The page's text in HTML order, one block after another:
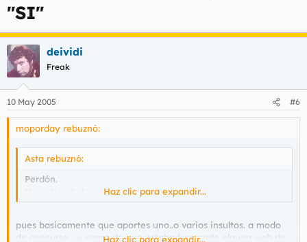
"SI"
deividi
Freak
10 May 2005 #6
moporday rebuznó:
Asta rebuznó:
Perdón.
No entiendo la pregunta.Haz clic para expandir...
pues basicamente que aportes uno..o varios insultos. a modo
de concurso... y surge de que estaba buscando alguna web de
Haz clic para expandir...